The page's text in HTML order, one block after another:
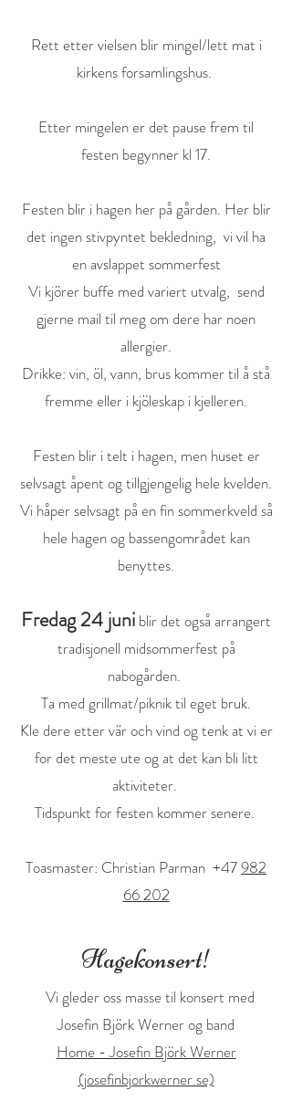
Rett etter vielsen blir mingel/lett mat i
kirkens forsamlingshus.
Etter mingelen er det pause frem til
festen begynner kl 17.
Festen blir i hagen her på gården. Her blir
det ingen stivpyntet bekledning, vi vil ha
en avslappet sommerfest
Vi kjörer buffe med variert utvalg, send
gjerne mail til meg om dere har noen
allergier.
Drikke: vin, öl, vann, brus kommer til å stå
fremme eller i kjöleskap i kjelleren.
Festen blir i telt i hagen, men huset er
selvsagt åpent og tillgjengelig hele kvelden.
Vi håper selvsagt på en fin sommerkveld så
hele hagen og bassengområdet kan
benyttes.
Fredag 24 juni blir det også arrangert
tradisjonell midsommerfest på
nabogården.
Ta med grillmat/piknik til eget bruk.
Kle dere etter vär och vind og tenk at vi er
for det meste ute og at det kan bli litt
aktiviteter.
Tidspunkt for festen kommer senere.
Toasmaster: Christian Parman +47982
66 202
Hagekonsert!
Vi gleder oss masse til konsert med
Josefin Björk Werner og band
Home - Josefin Björk Werner
(josefinbjorkwerner.se)